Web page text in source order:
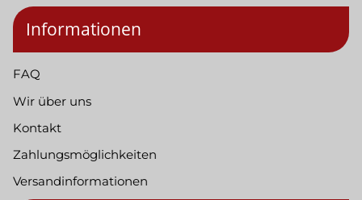
Informationen
FAQ
Wir über uns
Kontakt
Zahlungsmöglichkeiten
Versandinformationen